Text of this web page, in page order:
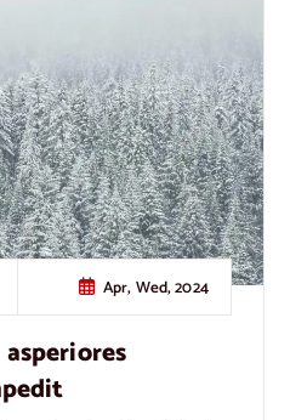
Apr, Wed, 2024